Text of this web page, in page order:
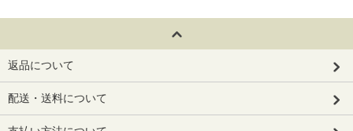
返品について
配送・送料について